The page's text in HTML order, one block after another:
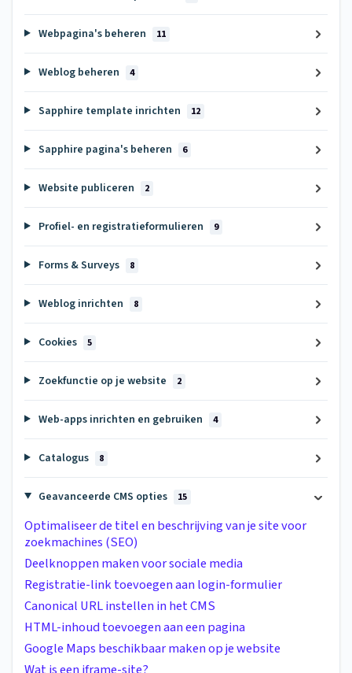
Webpagina's beheren 11
Weblog beheren 4
Sapphire template inrichten 12
Sapphire pagina's beheren 6
Website publiceren 2
Profiel- en registratieformulieren 9
Forms & Surveys 8
Weblog inrichten 8
Cookies 5
Zoekfunctie op je website 2
Web-apps inrichten en gebruiken 4
Catalogus 8
Geavanceerde CMS opties 15
Optimaliseer de titel en beschrijving van je site voor
zoekmachines (SEO)
Deelknoppen maken voor sociale media
Registratie-link toevoegen aan login-formulier
Canonical URL instellen in het CMS
HTML-inhoud toevoegen aan een pagina
Google Maps beschikbaar maken op je website